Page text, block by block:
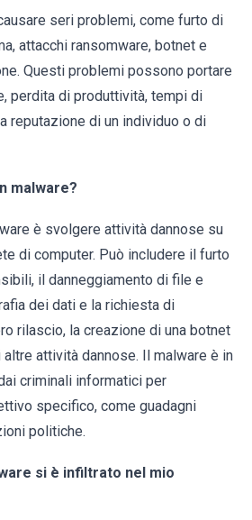
seri problemi, come furto di
attacchi ransomware, botnet e
Questi problemi possono portare
perdita di produttività, tempi di
reputazione di un individuo o di
malware?
è svolgere attività dannose su
di computer. Può includere il furto
il danneggiamento di file e
dei dati e la richiesta di
rilascio, la creazione di una botnet
attività dannose. Il malware è in
criminali informatici per
specifico, come guadagni
politiche.
si è infiltrato nel mio